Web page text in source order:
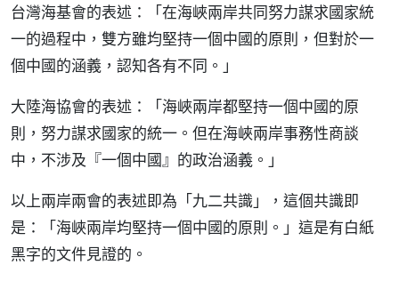
台灣海基會的表述：「在海峽兩岸共同努力謀求國家統
一的過程中，雙方雖均堅持一個中國的原則，但對於一
個中國的涵義，認知各有不同。」
大陸海協會的表述：「海峽兩岸都堅持一個中國的原
則，努力謀求國家的統一。但在海峽兩岸事務性商談
中，不涉及『一個中國』的政治涵義。」
以上兩岸兩會的表述即為「九二共識」，這個共識即
是：「海峽兩岸均堅持一個中國的原則。」這是有白紙
黑字的文件見證的。